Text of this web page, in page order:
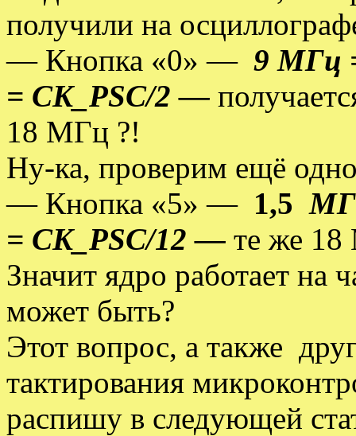
получили на
— Кнопка «0» — 9 МГц
= CK_PSC/2 —
18 МГц ?!
Ну-ка, проверим ещё
— Кнопка «5» — 1,5
= CK_PSC/12 — те же
Значит ядро работает на
может быть?
Этот вопрос, а также
тактирования
распишу в следующей